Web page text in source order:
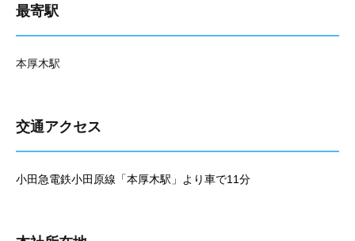
最寄駅
本厚木駅
交通アクセス
小田急電鉄小田原線「本厚木駅」より車で11分